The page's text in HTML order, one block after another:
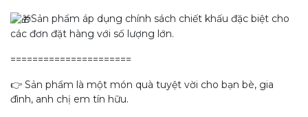
Sản phẩm áp dụng chính sách chiết khấu đặc biệt cho
các đơn đặt hàng với số lượng lớn.
======================
👉 Sản phẩm là một món quà tuyệt vời cho bạn bè, gia
đình, anh chị em tín hữu.